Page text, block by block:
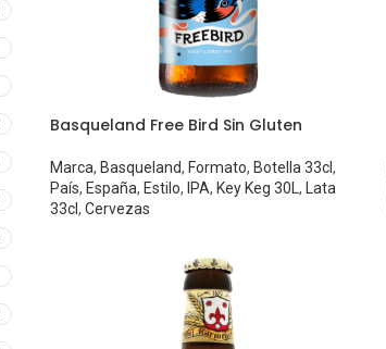
Basqueland Free Bird Sin Gluten
Marca, Basqueland, Formato, Botella 33cl,
País, España, Estilo, IPA, Key Keg 30L ,
Lata
33cl, Cervezas